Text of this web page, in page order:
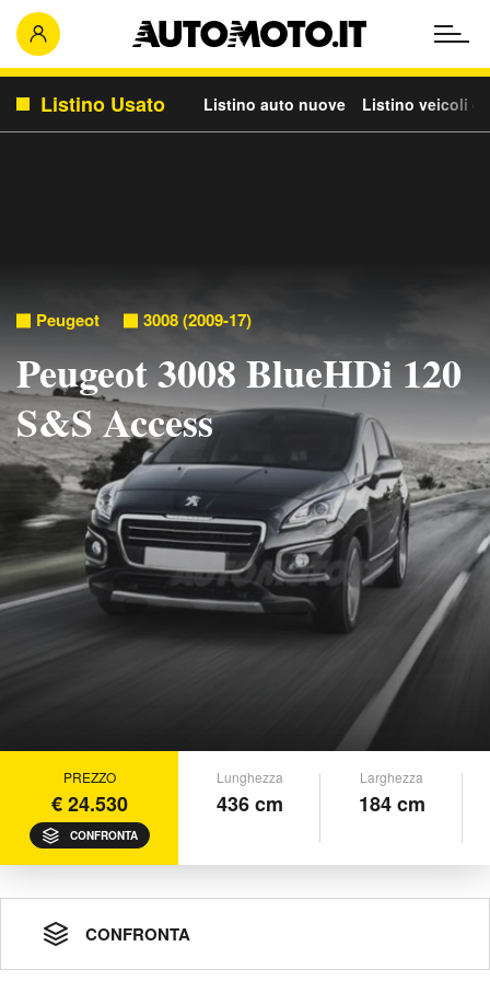
Listino Usato Listino auto nuove Listino veicoli
Peugeot 3008 (2009-17)
Peugeot 3008 BlueHDi 120
S&S Access
PREZZO
€ 24.530
CONFRONTA
Lunghezza
436 cm
Larghezza
184 cm
CONFRONTA